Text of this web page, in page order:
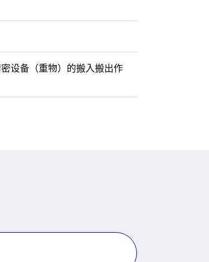
设备（重物）的搬入搬出作